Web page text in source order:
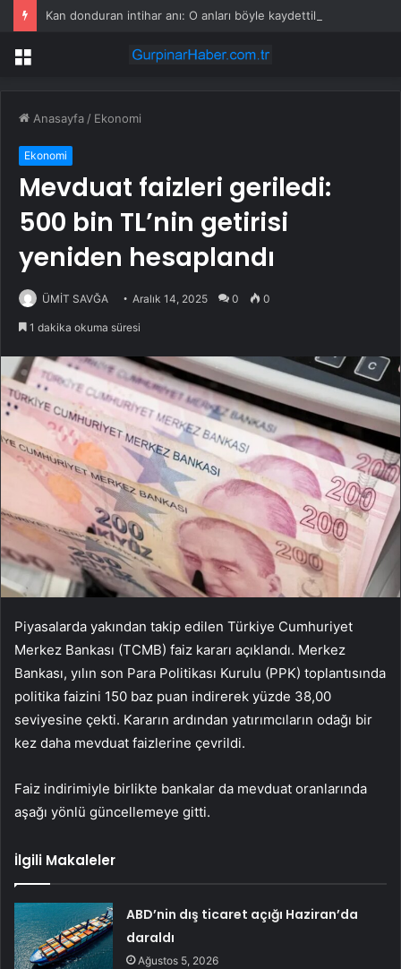
Kan donduran intihar anı: O anları böyle kaydettiler
Menü
Anasayfa / Ekonomi
Ekonomi
Mevduat faizleri geriledi:
500 bin TL’nin getirisi
yeniden hesaplandı
ÜMİT SAVĞA Aralık 14, 2025 0 0
1 dakika okuma süresi
Piyasalarda yakından takip edilen Türkiye Cumhuriyet
Merkez Bankası (TCMB) faiz kararı açıklandı. Merkez
Bankası, yılın son Para Politikası Kurulu (PPK) toplantısında
politika faizini 150 baz puan indirerek yüzde 38,00
seviyesine çekti. Kararın ardından yatırımcıların odağı bir
kez daha mevduat faizlerine çevrildi.
Faiz indirimiyle birlikte bankalar da mevduat oranlarında
aşağı yönlü güncellemeye gitti.
İlgili Makaleler
ABD’nin dış ticaret açığı Haziran’da
daraldı
Ağustos 5, 2026